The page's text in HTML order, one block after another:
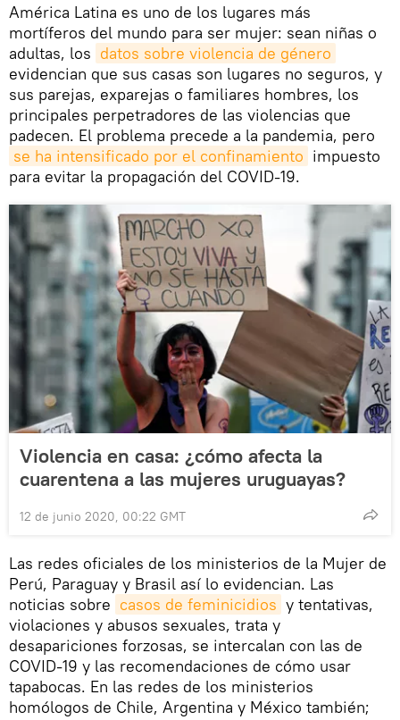
América Latina es uno de los lugares más
mortíferos del mundo para ser mujer: sean niñas o
adultas, los datos sobre violencia de género
evidencian que sus casas son lugares no seguros, y
sus parejas, exparejas o familiares hombres, los
principales perpetradores de las violencias que
padecen. El problema precede a la pandemia, pero
se ha intensificado por el confinamiento impuesto
para evitar la propagación del COVID-19.
Violencia en casa: ¿cómo afecta la
cuarentena a las mujeres uruguayas?
12 de junio 2020, 00:22 GMT
Las redes oficiales de los ministerios de la Mujer de
Perú, Paraguay y Brasil así lo evidencian. Las
noticias sobre casos de feminicidios y tentativas,
violaciones y abusos sexuales, trata y
desapariciones forzosas, se intercalan con las de
COVID-19 y las recomendaciones de cómo usar
tapabocas. En las redes de los ministerios
homólogos de Chile, Argentina y México también;